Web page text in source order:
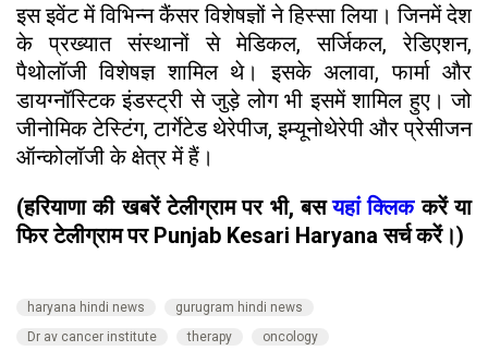
इस इवेंट में विभिन्न कैंसर विशेषज्ञों ने हिस्सा लिया। जिनमें देश
के प्रख्यात संस्थानों से मेडिकल, सर्जिकल, रेडिएशन,
पैथोलॉजी विशेषज्ञ शामिल थे। इसके अलावा, फार्मा और
डायग्नॉस्टिक इंडस्ट्री से जुड़े लोग भी इसमें शामिल हुए। जो
जीनोमिक टेस्टिंग, टार्गेटेड थेरेपीज, इम्यूनोथेरेपी और प्रेसीजन
ऑन्कोलॉजी के क्षेत्र में हैं।
(हरियाणा की खबरें टेलीग्राम पर भी, बसयहां क्लिककरें या
फिर टेलीग्राम पर Punjab Kesari Haryana सर्च करें।)
haryana hindi news
gurugram hindi news
Dr av cancer institute
therapy oncology